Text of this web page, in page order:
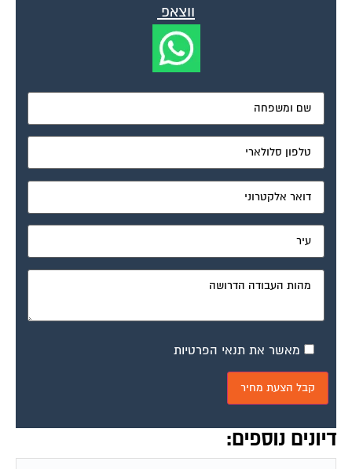
ווצאפ
מאשר את תנאי הפרטיות
דיונים נוספים: